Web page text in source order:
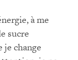
à me
sucre
je change